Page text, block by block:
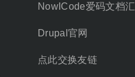
NowICode爱码文档汇
Drupal官网
点此交换友链